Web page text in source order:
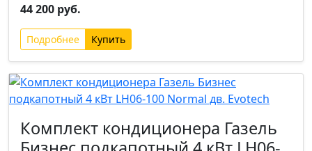
44 200 руб.
Подробнее
Комплект кондиционера Газель